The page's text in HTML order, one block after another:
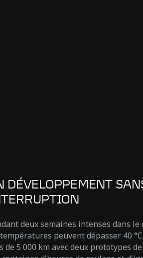
DÉVELOPPEMENT
deux semaines intenses dans
peuvent dépasser 40
de 5 000 km avec deux prototypes